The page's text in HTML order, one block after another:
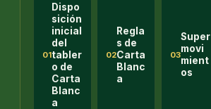
01
Dispo
sición
inicial
del
tabler
o de
Carta
Blanc
a
02
Regla
s de
Carta
Blanc
a
03
Super
movi
mient
os